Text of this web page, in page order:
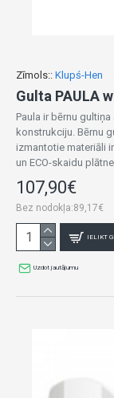
Zīmols:: Klupś-Hen
Gulta PAULA
Paula ir bērnu
konstrukciju. Bērnu
izmantotie materiāli
un ECO-skaidu
107,90€
Bez nodokļa:89,17€
IELIKT
Uzdot jautājumu